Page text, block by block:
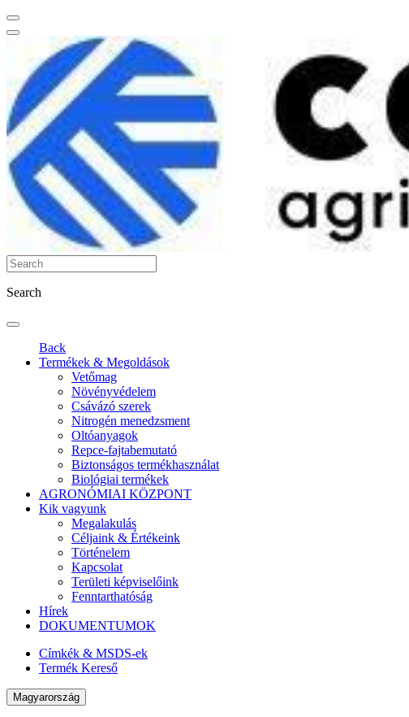
Search
Back
Termékek & Megoldások
Vetőmag
Növényvédelem
Csávázó szerek
Nitrogén menedzsment
Oltóanyagok
Repce-fajtabemutató
Biztonságos termékhasználat
Biológiai termékek
AGRONÓMIAI KÖZPONT
Kik vagyunk
Megalakulás
Céljaink & Értékeink
Történelem
Kapcsolat
Területi képviselőink
Fenntarthatóság
Hírek
DOKUMENTUMOK
Címkék & MSDS-ek
Termék Kereső
Magyarország